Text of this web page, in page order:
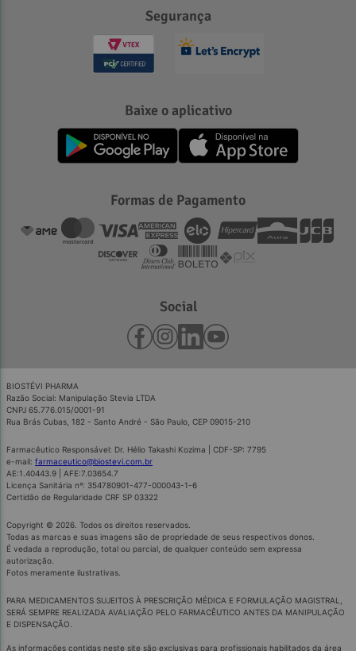
Segurança
Baixe o aplicativo
Formas de Pagamento
Social
BIOSTÉVI PHARMA
Razão Social: Manipulação Stevia LTDA
CNPJ 65.776.015/0001-91
Rua Brás Cubas, 182 - Santo André - São Paulo, CEP 09015-210
Farmacêutico Responsável: Dr. Hélio Takashi Kozima | CDF-SP: 7795
e-mail: farmaceutico@biostevi.com.br
AE:1.40443.9 | AFE:7.03654.7
Licença Sanitária nº: 354780901-477-000043-1-6
Certidão de Regularidade CRF SP 03322
Copyright © 2026. Todos os direitos reservados.
Todas as marcas e suas imagens são de propriedade de seus respectivos donos.
É vedada a reprodução, total ou parcial, de qualquer conteúdo sem expressa
autorização.
Fotos meramente ilustrativas.
PARA MEDICAMENTOS SUJEITOS À PRESCRIÇÃO MÉDICA E FORMULAÇÃO MAGISTRAL,
SERÁ SEMPRE REALIZADA AVALIAÇÃO PELO FARMACÊUTICO ANTES DA MANIPULAÇÃO
E DISPENSAÇÃO.
As informações contidas neste site são exclusivas para profissionais habilitados da área